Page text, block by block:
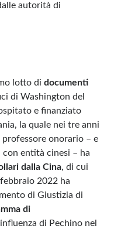
autorità di
lotto didocumenti
di Washington del
e finanziato
la quale nei tre anni
professore onorario – e
entità cinesi – ha
dalla Cina, di cui
2022 ha
di Giustizia di
di
di Pechino nel